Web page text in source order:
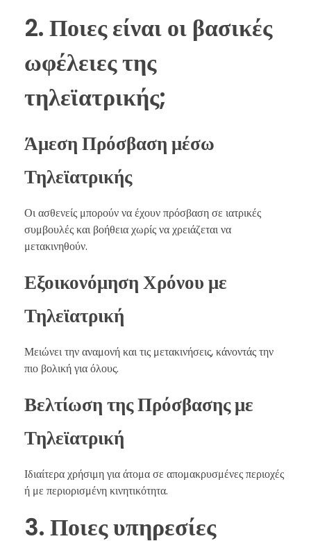
2. Ποιες είναι οι βασικές
ωφέλειες της
τηλεϊατρικής;
Άμεση Πρόσβαση μέσω
Τηλεϊατρικής
Οι ασθενείς μπορούν να έχουν πρόσβαση σε ιατρικές
συμβουλές και βοήθεια χωρίς να χρειάζεται να
μετακινηθούν.
Εξοικονόμηση Χρόνου με
Τηλεϊατρική
Μειώνει την αναμονή και τις μετακινήσεις, κάνοντάς την
πιο βολική για όλους.
Βελτίωση της Πρόσβασης με
Τηλεϊατρική
Ιδιαίτερα χρήσιμη για άτομα σε απομακρυσμένες περιοχές
ή με περιορισμένη κινητικότητα.
3. Ποιες υπηρεσίες